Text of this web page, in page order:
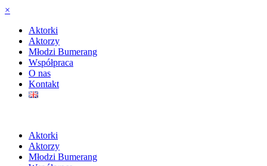
×
Aktorki
Aktorzy
Młodzi Bumerang
Współpraca
O nas
Kontakt
Aktorki
Aktorzy
Młodzi Bumerang